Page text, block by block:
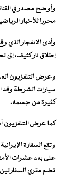
وأوضح مصدر في
محررا للأخبار
إطلاق نار كثيف،
وعرض التلفزيون
سيارات الشرطة وقد
كثيرة من جسمه.
كما عرض التلفزيون
وتقع السفارة
على بعد عشرات
تضم مقري